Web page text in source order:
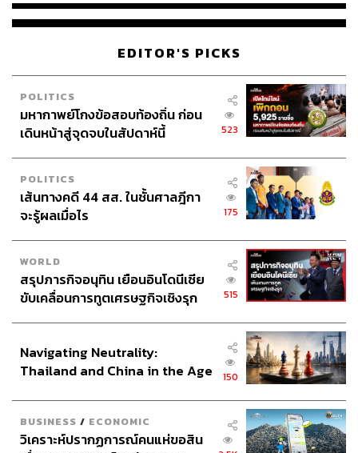
จ่ายหนี้-แอบระบุแบรนด์
EDITOR'S PICKS
POLITICS
มหากาพย์โกงข้อสอบท้องถิ่น ก่อน
เดินหน้าสู่จุดจบในสัปดาห์นี้
523
POLITICS
เส้นทางคดี 44 สส. ในชั้นศาลฎีกา
จะรู้ผลเมื่อไร
175
WORLD
สรุปภารกิจอนุทิน เยือนอินโดนีเซีย
ขับเคลื่อนการทูตเศรษฐกิจเชิงรุก
515
Navigating Neutrality:
Thailand and China in the Age
150
BUSINESS / ECONOMIC
วิเคราะห์ปรากฏการณ์คนแห่ขอสิน